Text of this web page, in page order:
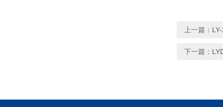
上一篇：
下一篇：